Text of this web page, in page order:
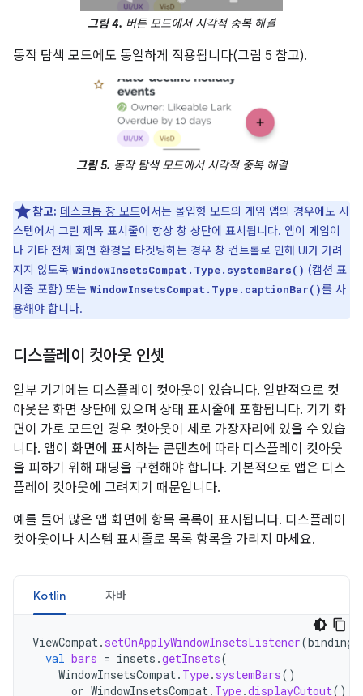
그림 4. 버튼 모드에서 시각적 중복 해결
동작 탐색 모드에도 동일하게 적용됩니다(그림 5 참고).
그림 5. 동작 탐색 모드에서 시각적 중복 해결
참고: 데스크톱 창 모드에서는 몰입형 모드의 게임 앱의 경우에도 시
스템에서 그린 제목 표시줄이 항상 창 상단에 표시됩니다. 앱이 게임이
나 기타 전체 화면 환경을 타겟팅하는 경우 창 컨트롤로 인해 UI가 가려
지지 않도록 WindowInsetsCompat.Type.systemBars() (캡션 표
시줄 포함) 또는 WindowInsetsCompat.Type.captionBar()를 사
용해야 합니다.
디스플레이 컷아웃 인셋
일부 기기에는 디스플레이 컷아웃이 있습니다. 일반적으로 컷
아웃은 화면 상단에 있으며 상태 표시줄에 포함됩니다. 기기 화
면이 가로 모드인 경우 컷아웃이 세로 가장자리에 있을 수 있습
니다. 앱이 화면에 표시하는 콘텐츠에 따라 디스플레이 컷아웃
을 피하기 위해 패딩을 구현해야 합니다. 기본적으로 앱은 디스
플레이 컷아웃에 그려지기 때문입니다.
예를 들어 많은 앱 화면에 항목 목록이 표시됩니다. 디스플레이
컷아웃이나 시스템 표시줄로 목록 항목을 가리지 마세요.
Kotlin 자바
ViewCompat. setOnApplyWindowInsetsListener(binding
val bars = insets .getInsets(
WindowInsetsCompat. Type. systemBars()
or WindowInsetsCompat. Type.displayCutout()